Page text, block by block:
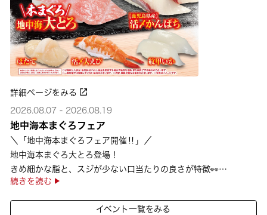
詳細ページをみる
2026.08.07 - 2026.08.19
地中海本まぐろフェア
＼「地中海本まぐろフェア開催‼」／
地中海本まぐろ大とろ登場！
きめ細かな脂と、スジが少ない口当たりの良さが特徴👀
さらに、鹿児島で育った高級魚【鹿児島県産活〆かんぱち】など
続きを読む
イベント一覧をみる